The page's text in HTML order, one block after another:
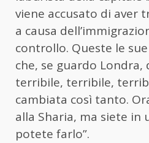
viene accusato di aver
a causa
controllo. Queste le
che, se guardo Londra,
terribile, terribile,
cambiata così tanto.
alla Sharia, ma siete in
potete farlo”.